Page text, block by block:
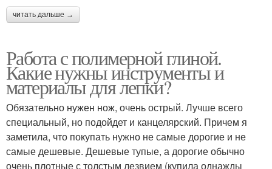
читать дальше →
Работа с полимерной глиной.
Какие нужны инструменты и
материалы для лепки?
Обязательно нужен нож, очень острый. Лучше всего
специальный, но подойдет и канцелярский. Причем я
заметила, что покупать нужно не самые дорогие и не
самые дешевые. Дешевые тупые, а дорогие обычно
очень плотные с толстым лезвием (купила однажды